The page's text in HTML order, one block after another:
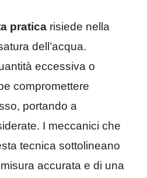
pratica risiede nella
dell’acqua.
eccessiva o
compromettere
portando a
I meccanici che
tecnica sottolineano
accurata e di una